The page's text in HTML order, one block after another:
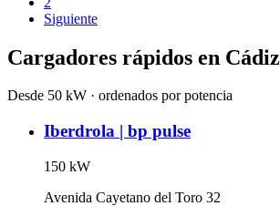
Siguiente
Cargadores rápidos en Cádiz
Desde 50 kW · ordenados por potencia
Iberdrola | bp pulse
150 kW
Avenida Cayetano del Toro 32